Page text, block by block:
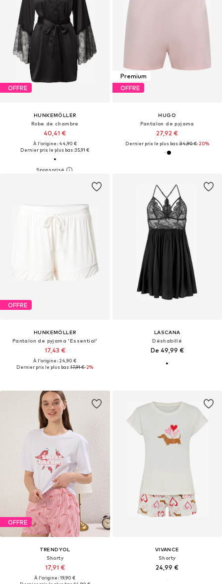
OFFRE
HUNKEMÖLLER
Robe de chambre
40,41 €
À l'origine : 44,90 €
Dernier prix le plus bas :35,91 €
Premium
OFFRE
HUGO
Pantalon de pyjama
27,92 €
Dernier prix le plus bas :34,90 €-20%
OFFRE
HUNKEMÖLLER
Pantalon de pyjama 'Essential'
17,43 €
À l'origine : 24,90 €
Dernier prix le plus bas :17,91 €-2%
LASCANA
Déshabillé
De 49,99 €
OFFRE
TRENDYOL
Shorty
17,91 €
À l'origine : 19,90 €
VIVANCE
Shorty
24,99 €